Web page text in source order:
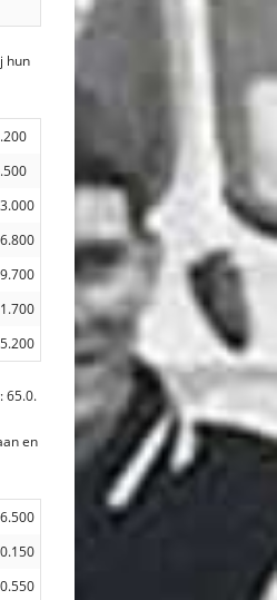
hun
65.0.
en